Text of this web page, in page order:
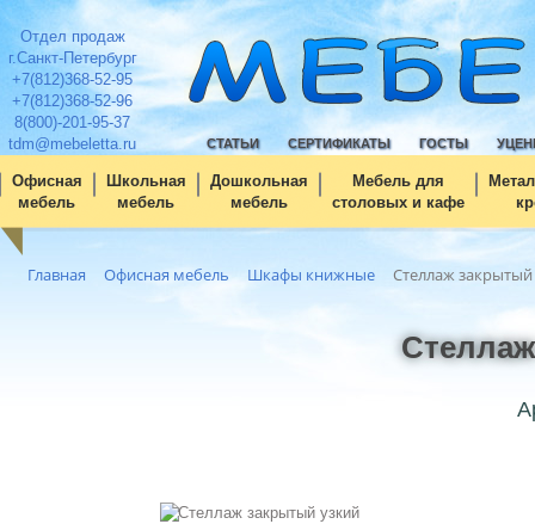
Отдел продаж
г.Санкт-Петербург
+7(812)368-52-95
+7(812)368-52-96
8(800)-201-95-37
tdm@mebeletta.ru
СТАТЬИ СЕРТИФИКАТЫ ГОСТЫ
Офисная
мебель
Школьная
мебель
Дошкольная
мебель
Мебель для
столовых и кафе
Главная Офисная мебель Шкафы книжные Стеллаж закрытый